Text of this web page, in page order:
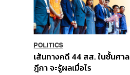
POLITICS
เส้นทางคดี 44 สส. ในชั้นศาล
ฎีกา จะรู้ผลเมื่อไร